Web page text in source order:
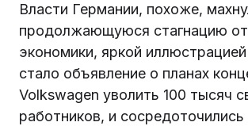
Власти Германии, похоже,
продолжающуюся стагнацию
экономики, яркой
стало объявление о планах
Volkswagen уволить 100 тысяч
работников, и сосредоточились